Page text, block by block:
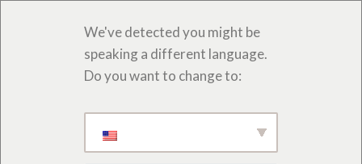
We've detected you might be
speaking a different language.
Do you want to change to: